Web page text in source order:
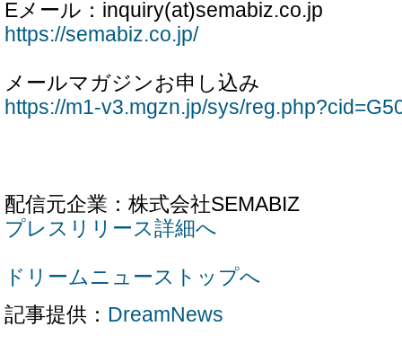
Eメール：inquiry(at)semabiz.co.jp
https://semabiz.co.jp/
メールマガジンお申し込み
https://m1-v3.mgzn.jp/sys/
配信元企業：株式会社SEMABIZ
プレスリリース詳細へ
ドリームニューストップへ
記事提供： DreamNews